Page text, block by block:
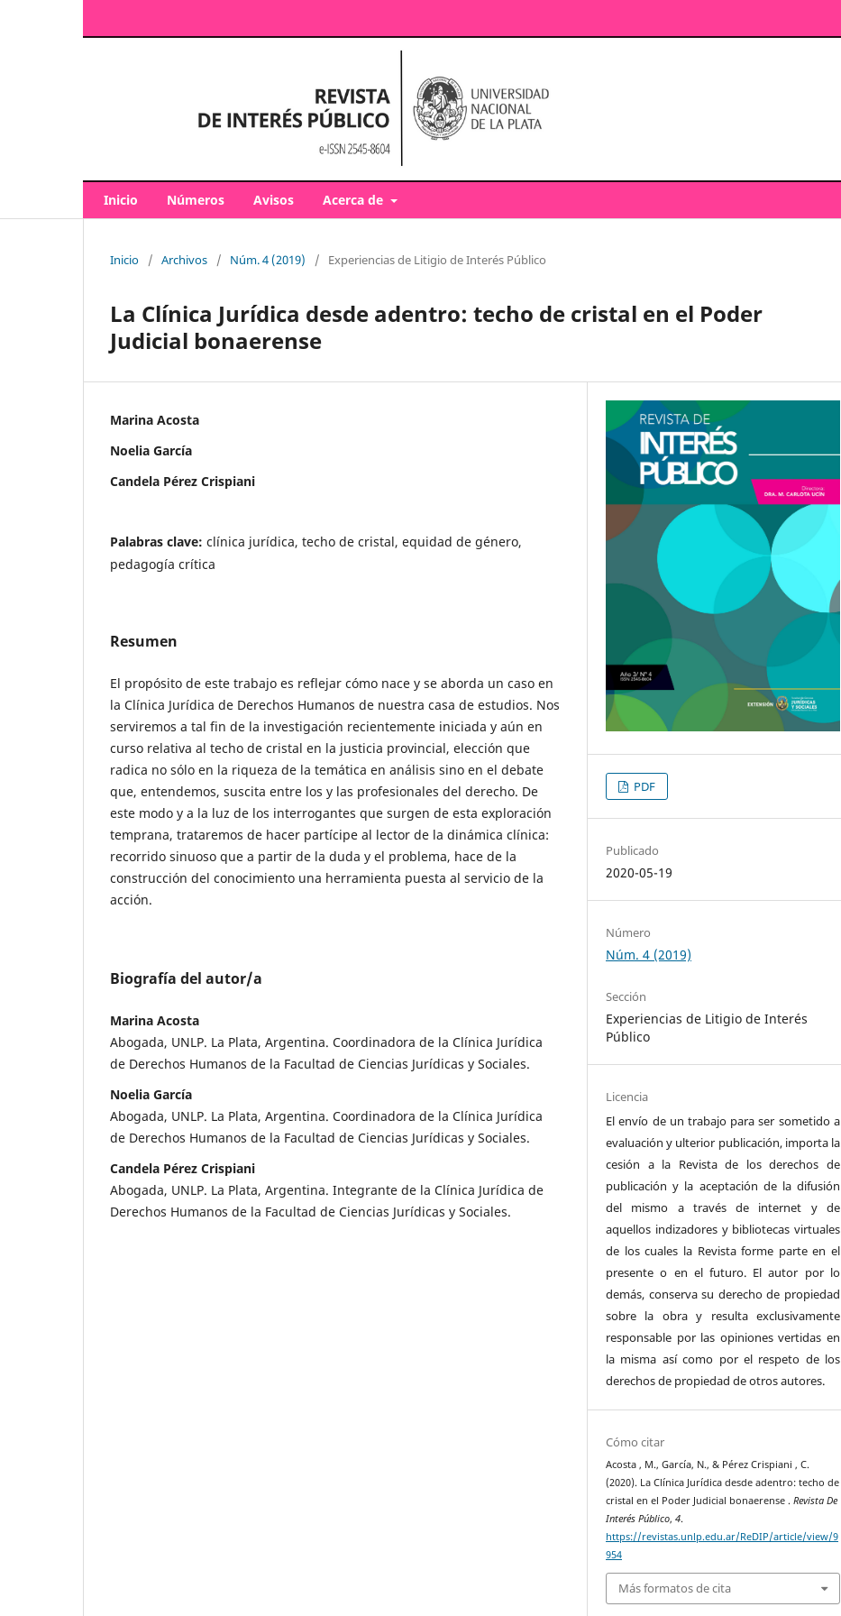
Inicio Números Avisos Acerca de
Inicio / Archivos / Núm. 4 (2019) / Experiencias de Litigio de Interés Público
La Clínica Jurídica desde adentro: techo de cristal en el Poder
Judicial bonaerense
Marina Acosta
Noelia García
Candela Pérez Crispiani
Palabras clave: clínica jurídica, techo de cristal, equidad de género,
pedagogía crítica
Resumen
El propósito de este trabajo es reflejar cómo nace y se aborda un caso en
la Clínica Jurídica de Derechos Humanos de nuestra casa de estudios. Nos
serviremos a tal fin de la investigación recientemente iniciada y aún en
curso relativa al techo de cristal en la justicia provincial, elección que
radica no sólo en la riqueza de la temática en análisis sino en el debate
que, entendemos, suscita entre los y las profesionales del derecho. De
este modo y a la luz de los interrogantes que surgen de esta exploración
temprana, trataremos de hacer partícipe al lector de la dinámica clínica:
recorrido sinuoso que a partir de la duda y el problema, hace de la
construcción del conocimiento una herramienta puesta al servicio de la
acción.
Biografía del autor/a
Marina Acosta
Abogada, UNLP. La Plata, Argentina. Coordinadora de la Clínica Jurídica
de Derechos Humanos de la Facultad de Ciencias Jurídicas y Sociales.
Noelia García
Abogada, UNLP. La Plata, Argentina. Coordinadora de la Clínica Jurídica
de Derechos Humanos de la Facultad de Ciencias Jurídicas y Sociales.
Candela Pérez Crispiani
Abogada, UNLP. La Plata, Argentina. Integrante de la Clínica Jurídica de
Derechos Humanos de la Facultad de Ciencias Jurídicas y Sociales.
PDF
Publicado
2020-05-19
Número
Núm. 4 (2019)
Sección
Experiencias de Litigio de Interés
Público
Licencia
El envío de un trabajo para ser sometido a
evaluación y ulterior publicación, importa la
cesión a la Revista de los derechos de
publicación y la aceptación de la difusión
del mismo a través de internet y de
aquellos indizadores y bibliotecas virtuales
de los cuales la Revista forme parte en el
presente o en el futuro. El autor por lo
demás, conserva su derecho de propiedad
sobre la obra y resulta exclusivamente
responsable por las opiniones vertidas en
la misma así como por el respeto de los
derechos de propiedad de otros autores.
Cómo citar
Acosta , M., García, N., & Pérez Crispiani , C.
(2020). La Clínica Jurídica desde adentro: techo de
cristal en el Poder Judicial bonaerense .Revista De
Interés Público,4.
https://revistas.unlp.edu.ar/ReDIP/article/view/9
954
Más formatos de cita